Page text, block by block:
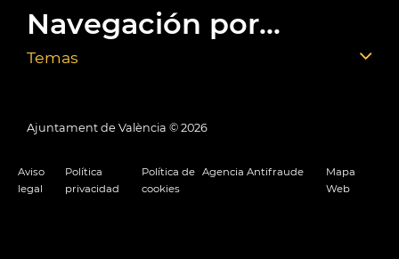
Navegación por...
Temas
Ajuntament de València © 2026
Aviso
legal
Política
privacidad
Política de
cookies
Agencia Antifraude
Mapa
Web